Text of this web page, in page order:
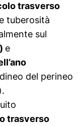
trasverso
tuberosità
sul
e
del perineo
trasverso